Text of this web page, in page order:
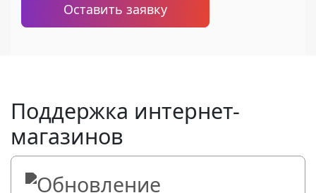
Оставить заявку
Поддержка интернет-
магазинов